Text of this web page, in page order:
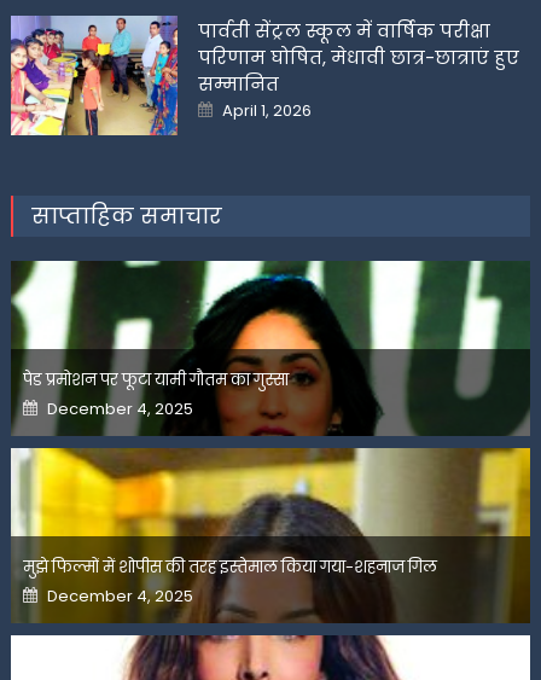
पार्वती सेंट्रल स्कूल में वार्षिक परीक्षा
परिणाम घोषित, मेधावी छात्र-छात्राएं हुए
सम्मानित
Posted
on
April 1, 2026
साप्ताहिक समाचार
पेड प्रमोशन पर फूटा यामी गौतम का गुस्सा
Posted
on
December 4, 2025
मुझे फिल्मों में शोपीस की तरह इस्तेमाल किया गया-शहनाज गिल
Posted
on
December 4, 2025